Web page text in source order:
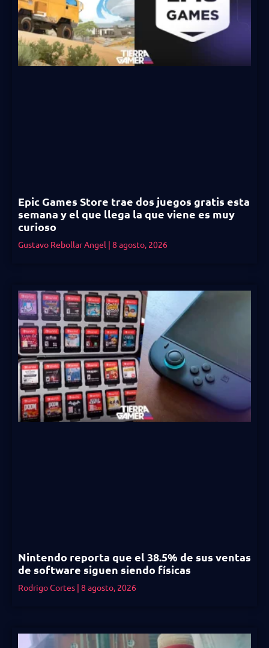
Epic Games Store trae dos juegos gratis esta
semana y el que llega la que viene es muy
curioso
Gustavo Rebollar Angel 8 agosto, 2026
Nintendo reporta que el 38.5% de sus ventas
de software siguen siendo físicas
Rodrigo Cortes 8 agosto, 2026